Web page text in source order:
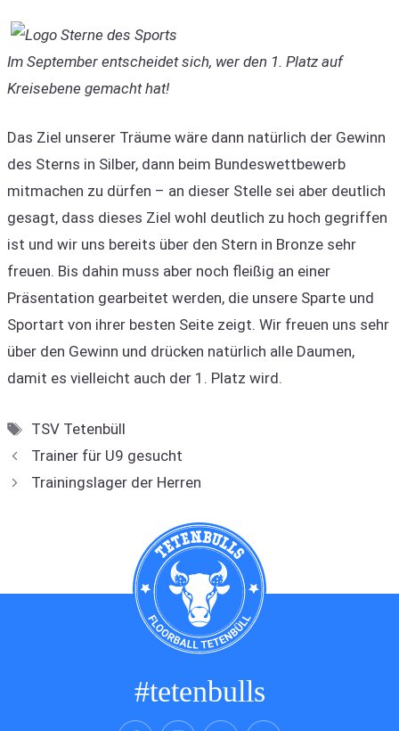
Im September entscheidet sich, wer den 1. Platz auf
Kreisebene gemacht hat!
Das Ziel unserer Träume wäre dann natürlich der Gewinn
des Sterns in Silber, dann beim Bundeswettbewerb
mitmachen zu dürfen – an dieser Stelle sei aber deutlich
gesagt, dass dieses Ziel wohl deutlich zu hoch gegriffen
ist und wir uns bereits über den Stern in Bronze sehr
freuen. Bis dahin muss aber noch fleißig an einer
Präsentation gearbeitet werden, die unsere Sparte und
Sportart von ihrer besten Seite zeigt. Wir freuen uns sehr
über den Gewinn und drücken natürlich alle Daumen,
damit es vielleicht auch der 1. Platz wird.
Schlagwörter
TSV Tetenbüll
Trainer für U9 gesucht
Trainingslager der Herren
#tetenbulls